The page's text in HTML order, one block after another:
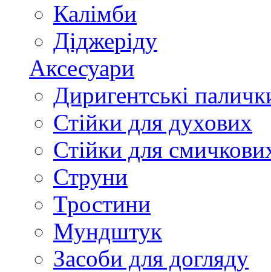
Калімби
Діджеріду
Аксесуари
Диригентські
Стійки для духових
Стійки для
Струни
Тростини
Мундштук
Засоби для догляду